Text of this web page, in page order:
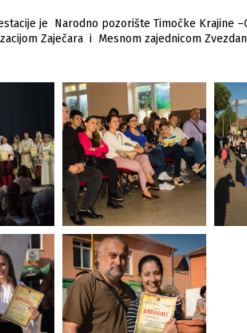
je Narodno pozorište Timočke Krajine
Zaječara i Mesnom zajednicom